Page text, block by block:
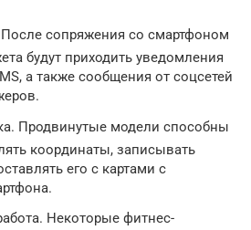
сопряжения со смартфоном
будут приходить уведомления
а также сообщения от соцсетей
Продвинутые модели способны
координаты, записывать
его с картами с
Некоторые фитнес-